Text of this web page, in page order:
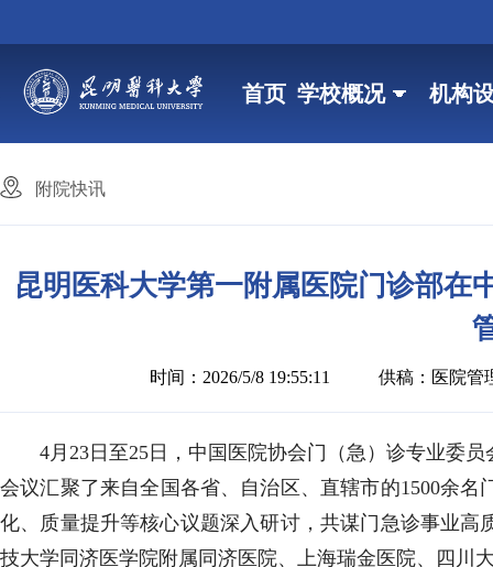
首页 学校概况 机构
附院快讯
昆明医科大学第一附属医院门诊部在
时间：2026/5/8 19:55:11 供稿：医院管
4月23日至25日，中国医院协会门（急）诊专业委
会议汇聚了来自全国各省、自治区、直辖市的1500余
化、质量提升等核心议题深入研讨，共谋门急诊事业
技大学同济医学院附属同济医院、上海瑞金医院、四川